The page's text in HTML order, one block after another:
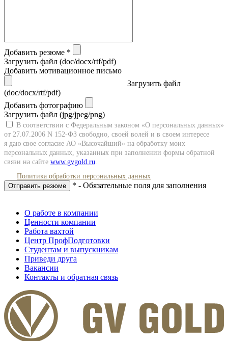
Добавить резюме *
Загрузить файл (doc/docx/rtf/pdf)
Добавить мотивационное письмо
Загрузить файл
(doc/docx/rtf/pdf)
Добавить фотографию
Загрузить файл (jpg/jpeg/png)
В соответствии с Федеральным законом «О персональных данных»
от 27.07.2006 N 152-ФЗ свободно, своей волей и в своем интересе
я даю свое согласие АО «Высочайший» на обработку моих
персональных данных, указанных при заполнении формы обратной
связи на сайте www.gvgold.ru
Политика обработки персональных данных
Отправить резюме
* - Обязательные поля для заполнения
О работе в компании
Ценности компании
Работа вахтой
Центр ПрофПодготовки
Студентам и выпускникам
Приведи друга
Вакансии
Контакты и обратная связь